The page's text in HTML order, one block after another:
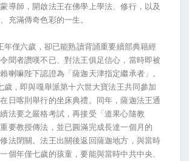
導師，開啟法王在佛學上學法、修行，以及
充滿傳奇色彩的一生。
僅六歲，卻已能熟讀背誦重要續部典籍經
聞者讚嘆不已、對法王俱足信心，當時即被
喇嘛陛下認證為「薩迦天津指定繼承者」。
，即與嘎舉派第十六世大寶法王共同參加
日喀則舉行的坐床典禮。同年，薩迦法王通
法要之嚴格考試，再接受「道果心隨教
要教授傳法，並已圓滿完成長達一個月的
修法閉關。法王出關後返回薩迦地方，與當時
個年僅七歲的孩童，要能與當時中共中央、